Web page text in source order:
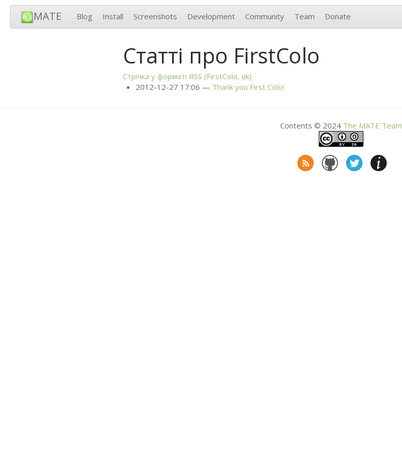
MATE Blog Install Screenshots Development Community Team Donate
Статті про FirstColo
Стрічка у форматі RSS (FirstColo, uk)
2012-12-27 17:06
Thank you First Colo!
Contents © 2024 The MATE Team